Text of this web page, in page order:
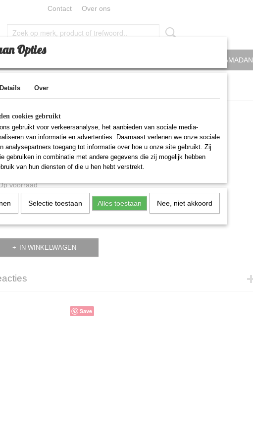
Contact Over ons
EID EN RAMADAN
gourmet grill
(inclusief btw 21%)
voorraad
IN WINKELWAGEN
Save
Opties
Details Over
cookies gebruikt
gebruikt voor verkeersanalyse, het aanbieden van sociale media-
van informatie en advertenties. Daarnaast verlenen we onze sociale
analysepartners toegang tot informatie over hoe u onze site gebruikt. Zij
gebruiken in combinatie met andere gegevens die zij mogelijk hebben
van hun diensten of die u hen hebt verstrekt.
Selectie toestaan Alles toestaan Nee, niet akkoord